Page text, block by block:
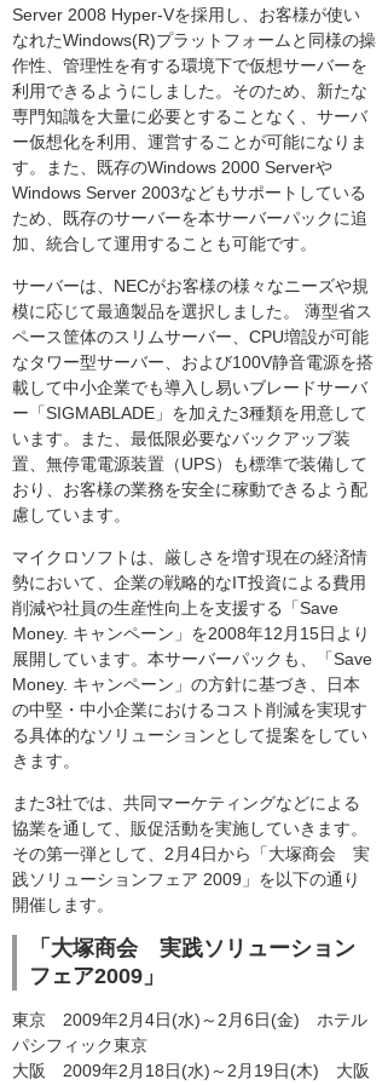
Server 2008 Hyper-Vを採用し、お客様が使い
なれたWindows(R)プラットフォームと同様の操
作性、管理性を有する環境下で仮想サーバーを
利用できるようにしました。そのため、新たな
専門知識を大量に必要とすることなく、サーバ
ー仮想化を利用、運営することが可能になりま
す。また、既存のWindows 2000 Serverや
Windows Server 2003などもサポートしている
ため、既存のサーバーを本サーバーパックに追
加、統合して運用することも可能です。
サーバーは、NECがお客様の様々なニーズや規
模に応じて最適製品を選択しました。 薄型省ス
ペース筐体のスリムサーバー、CPU増設が可能
なタワー型サーバー、および100V静音電源を搭
載して中小企業でも導入し易いブレードサーバ
ー「SIGMABLADE」を加えた3種類を用意して
います。また、最低限必要なバックアップ装
置、無停電電源装置（UPS）も標準で装備して
おり、お客様の業務を安全に稼動できるよう配
慮しています。
マイクロソフトは、厳しさを増す現在の経済情
勢において、企業の戦略的なIT投資による費用
削減や社員の生産性向上を支援する「Save
Money. キャンペーン」を2008年12月15日より
展開しています。本サーバーパックも、「Save
Money. キャンペーン」の方針に基づき、日本
の中堅・中小企業におけるコスト削減を実現す
る具体的なソリューションとして提案をしてい
きます。
また3社では、共同マーケティングなどによる
協業を通して、販促活動を実施していきます。
その第一弾として、2月4日から「大塚商会 実
践ソリューションフェア 2009」を以下の通り
開催します。
「大塚商会 実践ソリューション
フェア2009」
東京 2009年2月4日(水)～2月6日(金) ホテル
パシフィック東京
大阪 2009年2月18日(水)～2月19日(木) 大阪